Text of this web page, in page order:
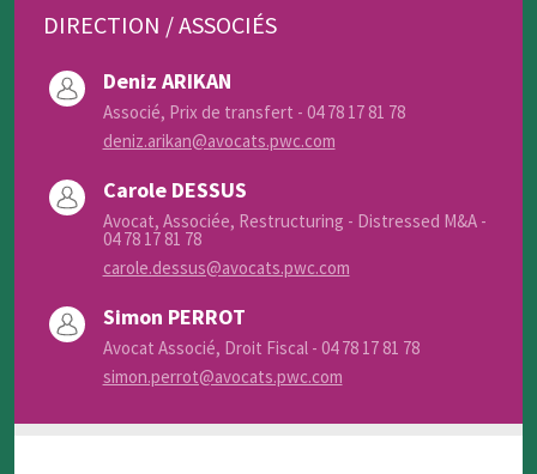
DIRECTION / ASSOCIÉS
Deniz ARIKAN
Associé, Prix de transfert - 04 78 17 81 78
deniz.arikan@avocats.pwc.com
Carole DESSUS
Avocat, Associée, Restructuring - Distressed M&A -
04 78 17 81 78
carole.dessus@avocats.pwc.com
Simon PERROT
Avocat Associé, Droit Fiscal - 04 78 17 81 78
simon.perrot@avocats.pwc.com